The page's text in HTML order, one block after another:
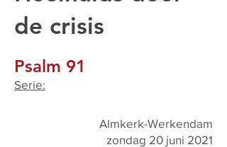
de crisis
Psalm 91
Serie:
Almkerk-Werkendam
zondag 20 juni 2021